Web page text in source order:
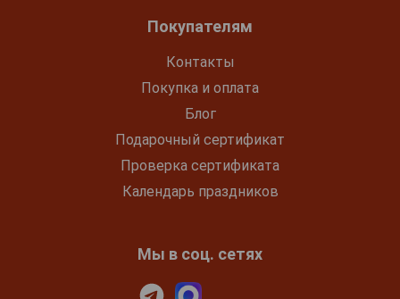
Покупателям
Контакты
Покупка и оплата
Блог
Подарочный сертификат
Проверка сертификата
Календарь праздников
Мы в соц. сетях